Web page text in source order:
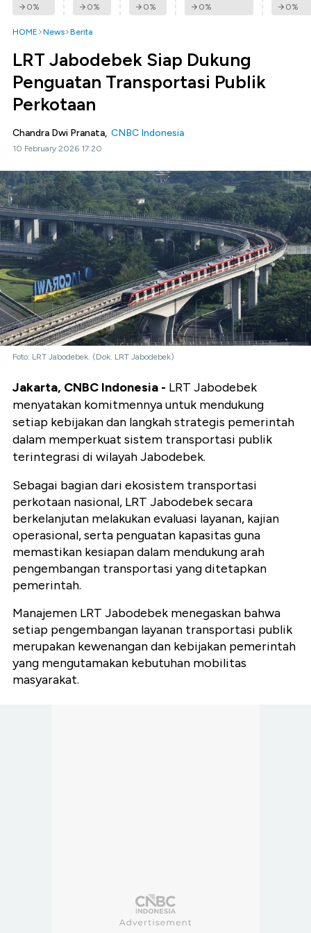
0% 0% 0% 0% 0%
HOME News Berita
LRT Jabodebek Siap Dukung
Penguatan Transportasi Publik
Perkotaan
Chandra Dwi Pranata, CNBC Indonesia
10 February 2026 17:20
Foto: LRT Jabodebek. (Dok. LRT Jabodebek)
Jakarta, CNBC Indonesia - LRT Jabodebek
menyatakan komitmennya untuk mendukung
setiap kebijakan dan langkah strategis pemerintah
dalam memperkuat sistem transportasi publik
terintegrasi di wilayah Jabodebek.
Sebagai bagian dari ekosistem transportasi
perkotaan nasional, LRT Jabodebek secara
berkelanjutan melakukan evaluasi layanan, kajian
operasional, serta penguatan kapasitas guna
memastikan kesiapan dalam mendukung arah
pengembangan transportasi yang ditetapkan
pemerintah.
Manajemen LRT Jabodebek menegaskan bahwa
setiap pengembangan layanan transportasi publik
merupakan kewenangan dan kebijakan pemerintah
yang mengutamakan kebutuhan mobilitas
masyarakat.